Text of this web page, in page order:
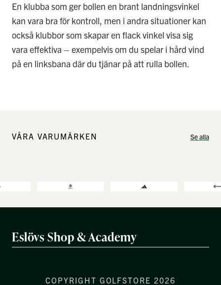
En klubba som ger bollen en brant landningsvinkel
kan vara bra för kontroll, men i andra situationer kan
också klubbor som skapar en flack vinkel visa sig
vara effektiva – exempelvis om du spelar i hård vind
på en linksbana där du tjänar på att rulla bollen.
VÅRA VARUMÄRKEN Se alla
Eslövs Shop & Academy
COPYRIGHT GOLFSTORE 2026